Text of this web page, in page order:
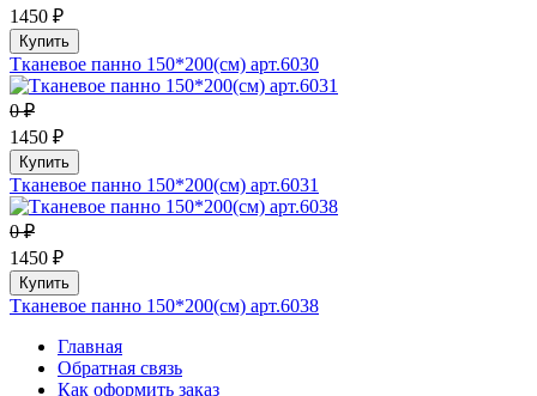
1450 ₽
Купить
Тканевое панно 150*200(см) арт.6030
0 ₽
1450 ₽
Купить
Тканевое панно 150*200(см) арт.6031
0 ₽
1450 ₽
Купить
Тканевое панно 150*200(см) арт.6038
Главная
Обратная связь
Как оформить заказ